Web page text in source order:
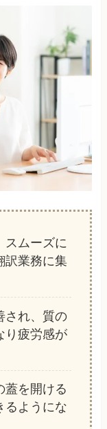
スムーズに
訳業務に集
され、質の
り疲労感が
蓋を開ける
るようにな